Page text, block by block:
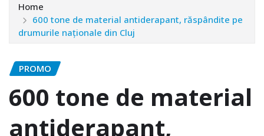
Home
600 tone de material antiderapant, răspândite pe
drumurile naționale din Cluj
PROMO
600 tone de material
antiderapant,